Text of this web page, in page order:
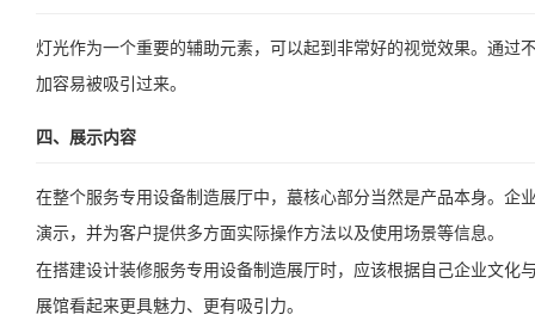
灯光作为一个重要的辅助元素，可以起到非常好的视觉效果。通
加容易被吸引过来。
四、展示内容
在整个服务专用设备制造展厅中，蕞核心部分当然是产品本身。
演示，并为客户提供多方面实际操作方法以及使用场景等信息。
在搭建设计装修服务专用设备制造展厅时，应该根据自己企业文
展馆看起来更具魅力、更有吸引力。